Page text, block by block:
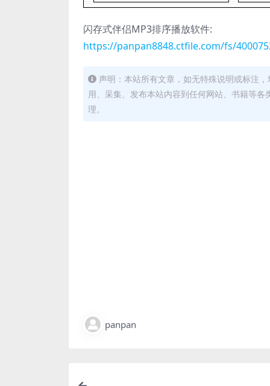
闪存式伴侣MP3排序播放软件:
https://panpan8848.ctfile.com/fs/
声明：本站所有文章，如无特殊说明或标注
用、采集、发布本站内容到任何网站、书籍等
理。
panpan